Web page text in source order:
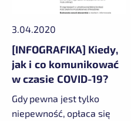
3.04.2020
[INFOGRAFIKA] Kiedy,
jak i co komunikować
w czasie COVID-19?
Gdy pewna jest tylko
niepewność, opłaca się